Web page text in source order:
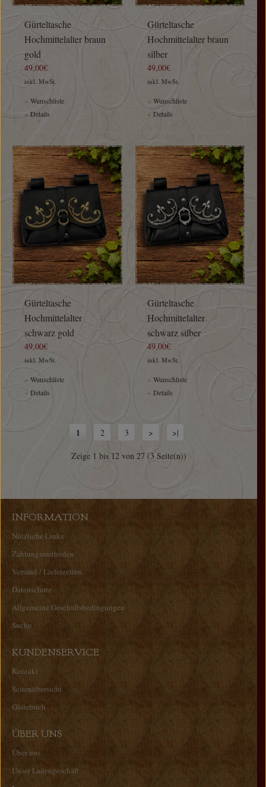
Gürteltasche
Hochmittelalter braun
gold
49,00€
inkl. MwSt.
+ Wunschliste
+Details
Gürteltasche
Hochmittelalter braun
silber
49,00€
inkl. MwSt.
+ Wunschliste
+ Details
Gürteltasche
Hochmittelalter
schwarz gold
49,00€
inkl. MwSt.
+ Wunschliste
+ Details
Gürteltasche
Hochmittelalter
schwarz silber
49,00€
inkl. MwSt.
+ Wunschliste
+ Details
1 2 3 > >|
Zeige 1 bis 12 von 27 (3 Seite(n))
INFORMATION
Nützliche Links
Zahlungsmethoden
Versand / Lieferzeiten
Datenschutz
Allgemeine Geschäftsbedingungen
Suche
KUNDENSERVICE
Kontakt
Seitenübersicht
Gästebuch
ÜBER UNS
Über uns
Unser Ladengeschäft